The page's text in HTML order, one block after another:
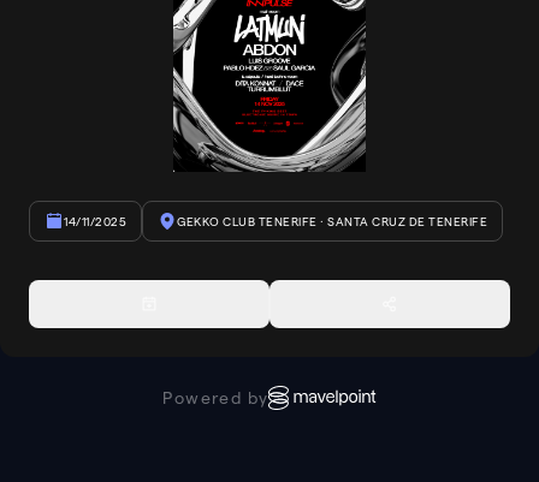
14/11/2025 GEKKO CLUB TENERIFE · SANTA CRUZ DE TENERIFE
Powered by